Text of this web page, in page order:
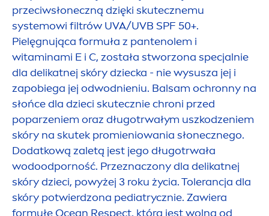
przeciwsłoneczną dzięki skutecznemu
systemowi filtrów UVA/UVB SPF 50+.
Pielęgnująca formuła z pantenolem i
witaminami E i C, została stworzona specjalnie
dla delikatnej skóry dziecka - nie wysusza jej i
zapobiega jej odwodnieniu. Balsam ochronny na
słońce dla dzieci skutecznie chroni przed
poparzeniem oraz długotrwałym uszkodzeniem
skóry na skutek promieniowania słonecznego.
Dodatkową zaletą jest jego długotrwała
wodoodporność. Przeznaczony dla delikatnej
skóry dzieci, powyżej 3 roku życia. Tolerancja dla
skóry potwierdzona pediatrycznie. Zawiera
formułę Ocean Respect, która jest wolna od